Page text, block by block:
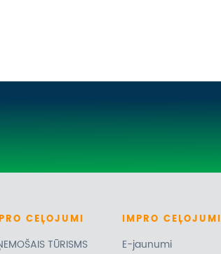
CEĻOJUMI
TŪRISMS
IMPROCEĻOJUMI
E-jaunumi